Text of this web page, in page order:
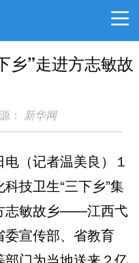
乡”走进方志敏故
： 新华网
（记者温美良）１
技卫生“三下乡”集
志敏故乡——江西弋
宣传部、省教育